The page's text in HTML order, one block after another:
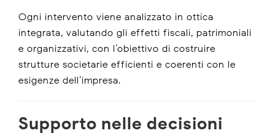
Ogni intervento viene analizzato in ottica
integrata, valutando gli effetti fiscali, patrimoniali
e organizzativi, con l’obiettivo di costruire
strutture societarie efficienti e coerenti con le
esigenze dell’impresa.
Supporto nelle decisioni